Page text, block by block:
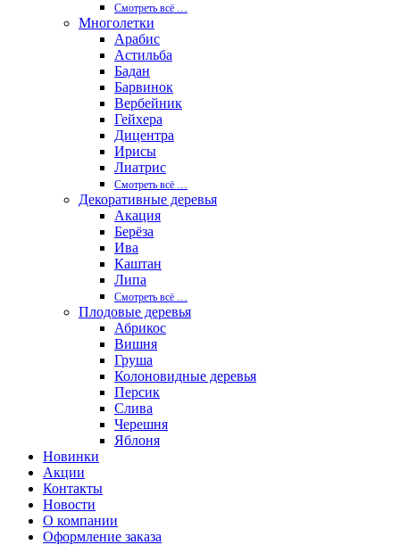
Смотреть вcё …
Многолетки
Арабис
Астильба
Бадан
Барвинок
Вербейник
Гейхера
Дицентра
Ирисы
Лиатрис
Смотреть вcё …
Декоративные деревья
Акация
Берёза
Ива
Каштан
Липа
Смотреть вcё …
Плодовые деревья
Абрикос
Вишня
Груша
Колоновидные деревья
Персик
Слива
Черешня
Яблоня
Новинки
Акции
Контакты
Новости
О компании
Оформление заказа